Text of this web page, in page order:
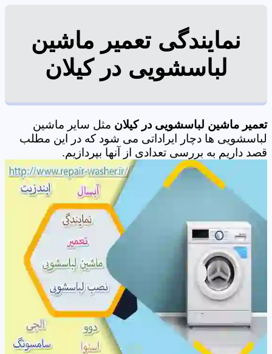
نمایندگی تعمیر ماشین
لباسشویی در کیلان
تعمیر ماشین لباسشویی در کیلان مثل سایر ماشین
لباسشویی ها دچار ایراداتی می شود که در این مطلب
قصد داریم به بررسی تعدادی از آنها بپردازیم.